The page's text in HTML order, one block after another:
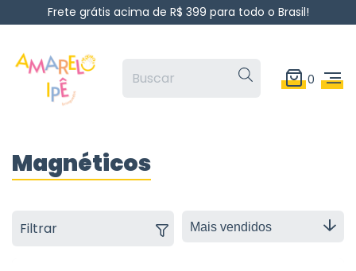
Frete grátis acima de R$ 399 para todo o Brasil!
0
Magnéticos
Filtrar